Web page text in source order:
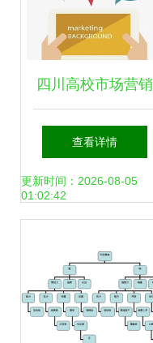
四川高校市场营销
策划专业指南 选择
优质学府，开启职
查看详情
更新时间：2026-08-05
01:02:42